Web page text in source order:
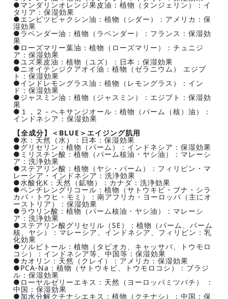
●マンダリンオレンジ果皮油：植物（タンジェリン）：イ
タリア：保湿効果
●エンピツビャクシン油：植物（シダー）：アメリカ：保
湿効果
●ラベンダー油：植物（ラベンダー）：フランス：保湿効
果
●ローズマリー葉油：植物（ローズマリー）：チュニジ
ア：保湿効果
●ユズ果皮油：植物（ユズ）：日本：保湿効果
●ニオイテンジクアオイ油：植物（ゼラニウム） エジプ
ト：保湿効果
●インドレモングラス油：植物（レモングラス）：イン
ド：保湿効果
●ジャスミン油：植物（ジャスミン）：エジプト：保湿効
果
●１，２－ヘキサンジオール：植物（パーム（核）油）：
インドネシア：保湿効果
【全成分】＜BLUE＞エイジング肌用
●水：天然（水）：日本：保湿効果
●グリセリン：植物（パーム）：インドネシア：保湿効果
●ミリスチン酸：植物（パーム核油・ヤシ油）：マレーシ
ア：洗浄効果
●ステアリン酸：植物（ヤシ・パーム）：フィリピン・マ
レーシア・インドネシア：洗浄効果
●水酸化K：天然（鉱物）：カナダ：洗浄効果
●ペンチレングリコール：植物（サトウキビ・ブナ・シラ
カバ・トウヒ・モミ）：南アフリカ・ヨーロッパ（主にオ
ーストリア）：保湿効果
●ラウリン酸：植物（パーム核油・ヤシ油）：マレーシ
ア：洗浄効果
●ステアリン酸グリセリル（SE）：植物（パーム、パーム
核、ヤシ）：マレーシア、インドネシア、フィリピン：乳
化効果
●ソルビトール：植物（タピオカ、キャッサバ、トウモロ
コシ）：インドネシア等、中国等：保湿効果
●カオリン：天然（クレイ）：アメリカ：保湿効果
●PCA-Na：植物（サトウキビ、トウモロコシ）：ブラジ
ル：保湿効果
●ローヤルゼリーエキス：天然（ヨーロッパミツバチ） ：
中国：保湿効果
●加水分解クチナシエキス：植物（クチナシ）：中国：保